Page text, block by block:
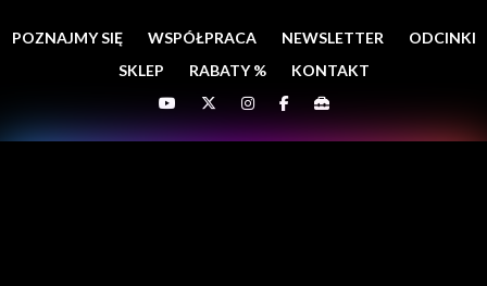
POZNAJMY SIĘ WSPÓŁPRACA NEWSLETTER
ODCINKI
SKLEP
RABATY % KONTAKT